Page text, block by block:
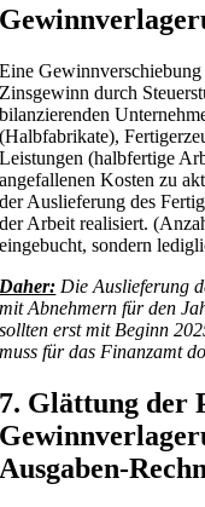
Eine
Zinsgewinn durch
bilanzierenden
(Halbfabrikate),
Leistungen (halbfertige
angefallenen Kosten zu
der Auslieferung des
der Arbeit realisiert.
eingebucht, sondern
Daher: Die Auslieferung
mit Abnehmern für den
sollten erst mit Beginn
muss für das Finanzamt
7. Glättung der
Ausgaben-